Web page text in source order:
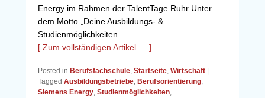
Energy im Rahmen der TalentTage Ruhr Unter
dem Motto „Deine Ausbildungs- &
Studienmöglichkeiten
[ Zum vollständigen Artikel … ]
Posted in Berufsfachschule, Startseite, Wirtschaft
Tagged Ausbildungsbetriebe, Berufsorientierung,
Siemens Energy, Studienmöglichkeiten,